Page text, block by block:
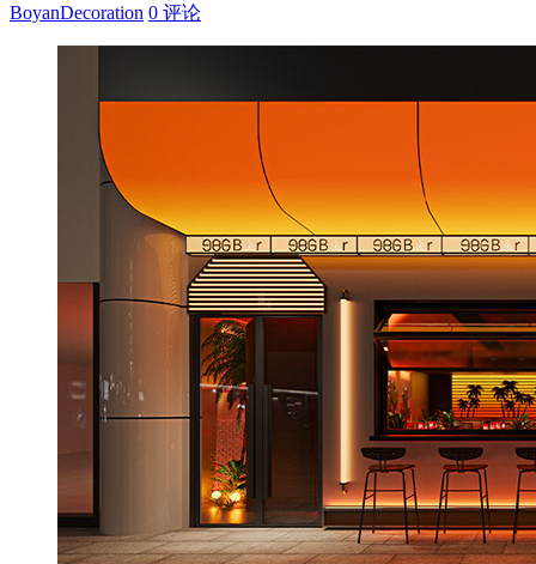
BoyanDecoration 0 评论